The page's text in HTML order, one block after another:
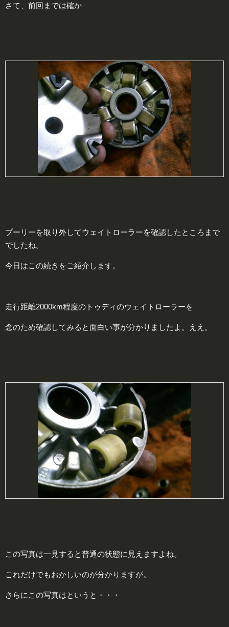
さて、前回までは確か
プーリーを取り外してウェイトローラーを確認したところまで
でしたね。
今日はこの続きをご紹介します。
走行距離2000km程度のトゥディのウェイトローラーを
念のため確認してみると面白い事が分かりましたよ。ええ。
この写真は一見すると普通の状態に見えますよね。
これだけでもおかしいのが分かりますが。
さらにこの写真はというと・・・